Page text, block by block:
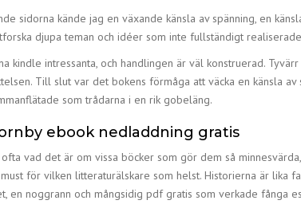
sidorna kände jag en växande känsla av spänning, en
djupa teman och idéer som inte fullständigt
kindle intressanta, och handlingen är väl konstruerad.
Till slut var det bokens förmåga att väcka en känsla
som trådarna i en rik gobeläng.
ebook nedladdning gratis
vad det är om vissa böcker som gör dem så
för vilken litteraturälskare som helst. Historierna är lika
en noggrann och mångsidig pdf gratis som verkade fånga